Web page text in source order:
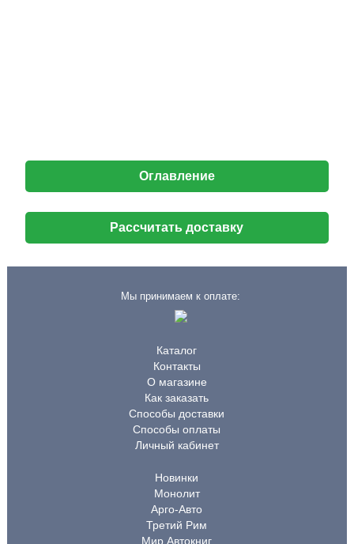
Оглавление
Рассчитать доставку
Мы принимаем к оплате:
Каталог
Контакты
О магазине
Как заказать
Способы доставки
Способы оплаты
Личный кабинет
Новинки
Монолит
Арго-Авто
Третий Рим
Мир Автокниг